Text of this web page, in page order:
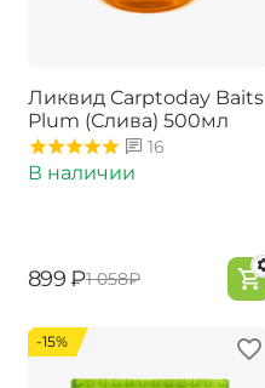
Ликвид Carptoday Baits
Plum (Слива) 500мл
16
В наличии
‍899‍ ₽‍1 058‍₽
-15%